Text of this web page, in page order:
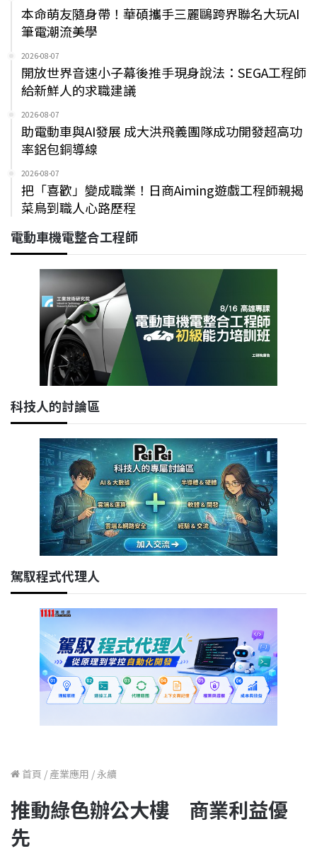
本命萌友隨身帶！華碩攜手三麗鷗跨界聯名大玩AI
筆電潮流美學
2026-08-07
開放世界音速小子幕後推手現身說法：SEGA工程師
給新鮮人的求職建議
2026-08-07
助電動車與AI發展 成大洪飛義團隊成功開發超高功
率鋁包銅導線
2026-08-07
把「喜歡」變成職業！日商Aiming遊戲工程師親揭
菜鳥到職人心路歷程
電動車機電整合工程師
科技人的討論區
駕馭程式代理人